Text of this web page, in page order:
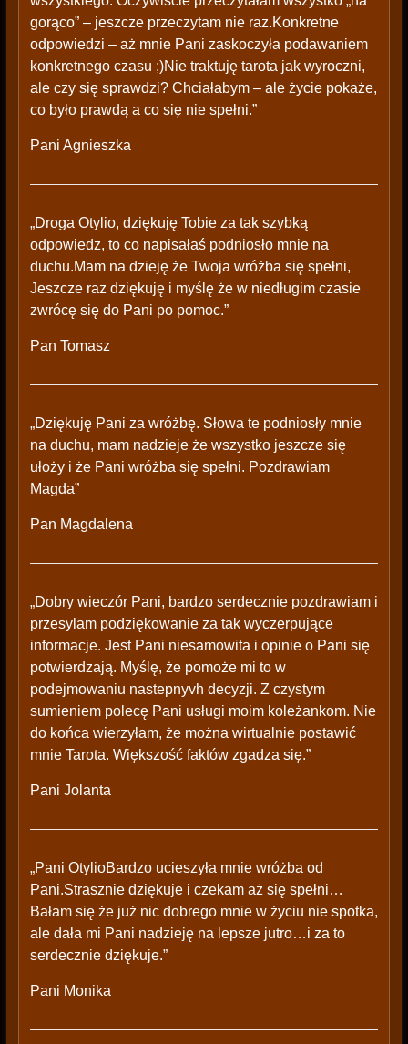
gorąco” – jeszcze przeczytam nie raz.Konkretne
odpowiedzi – aż mnie Pani zaskoczyła podawaniem
konkretnego czasu ;)Nie traktuję tarota jak wyroczni,
ale czy się sprawdzi? Chciałabym – ale życie pokaże,
co było prawdą a co się nie spełni.”
Pani Agnieszka
„Droga Otylio, dziękuję Tobie za tak szybką
odpowiedz, to co napisałaś podniosło mnie na
duchu.Mam na dzieję że Twoja wróżba się spełni,
Jeszcze raz dziękuję i myślę że w niedługim czasie
zwrócę się do Pani po pomoc.”
Pan Tomasz
„Dziękuję Pani za wróżbę. Słowa te podniosły mnie
na duchu, mam nadzieje że wszystko jeszcze się
ułoży i że Pani wróżba się spełni. Pozdrawiam
Magda”
Pan Magdalena
„Dobry wieczór Pani, bardzo serdecznie pozdrawiam i
przesylam podziękowanie za tak wyczerpujące
informacje. Jest Pani niesamowita i opinie o Pani się
potwierdzają. Myślę, że pomoże mi to w
podejmowaniu nastepnyvh decyzji. Z czystym
sumieniem polecę Pani usługi moim koleżankom. Nie
do końca wierzyłam, że można wirtualnie postawić
mnie Tarota. Większość faktów zgadza się.”
Pani Jolanta
„Pani OtylioBardzo ucieszyła mnie wróżba od
Pani.Strasznie dziękuje i czekam aż się spełni…
Bałam się że już nic dobrego mnie w życiu nie spotka,
ale dała mi Pani nadzieję na lepsze jutro…i za to
serdecznie dziękuje.”
Pani Monika